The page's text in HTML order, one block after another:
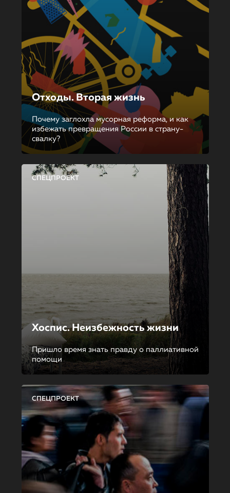
Отходы. Вторая жизнь
Почему заглохла мусорная реформа, и как
избежать превращения России в страну-
свалку?
СПЕЦПРОЕКТ
Хоспис. Неизбежность жизни
Пришло время знать правду о паллиативной
помощи
СПЕЦПРОЕКТ